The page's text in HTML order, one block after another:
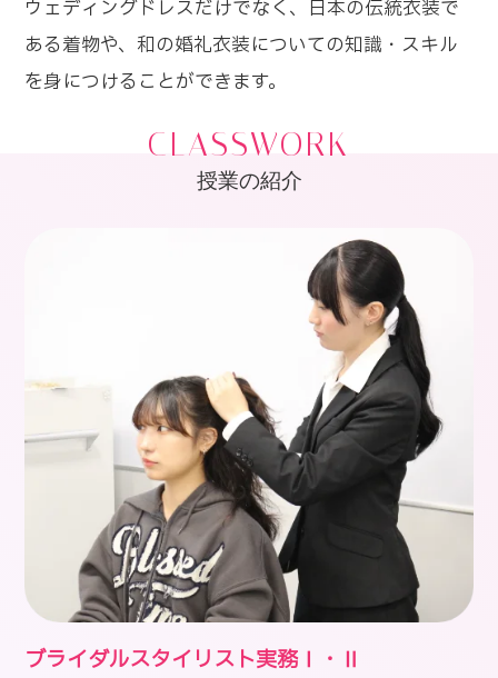
ウェディングドレスだけでなく、日本の伝統衣装で
ある着物や、和の婚礼衣装についての知識・スキル
を身につけることができます。
CLASSWORK
授業の紹介
ブライダルスタイリスト実務Ⅰ・Ⅱ